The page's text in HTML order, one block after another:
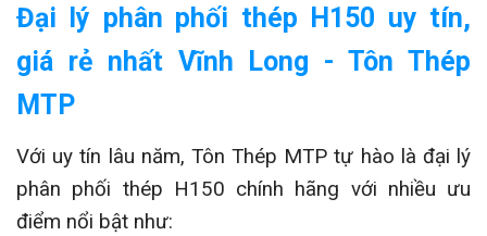
Đại lý phân phối thép H150 uy tín,
giá rẻ nhất Vĩnh Long - Tôn Thép
MTP
Với uy tín lâu năm, Tôn Thép MTP tự hào là đại lý
phân phối thép H150 chính hãng với nhiều ưu
điểm nổi bật như: